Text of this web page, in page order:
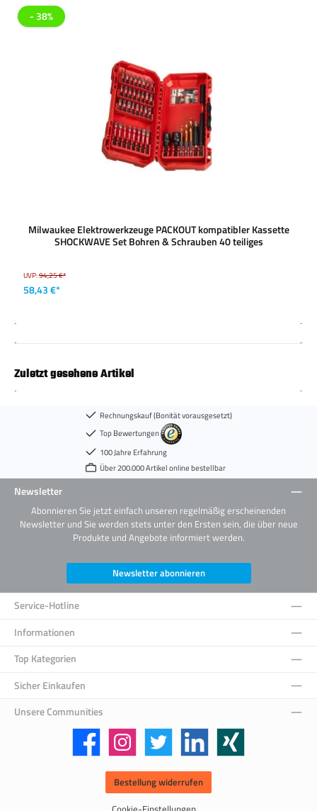
- 38%
Milwaukee Elektrowerkzeuge PACKOUT kompatibler Kassette
SHOCKWAVE Set Bohren & Schrauben 40 teiliges
UVP:94,25 €*
58,43 €*
Zuletzt gesehene Artikel
Rechnungskauf (Bonität vorausgesetzt)
Top Bewertungen
100 Jahre Erfahrung
Über 200.000 Artikel online bestellbar
Newsletter
Abonnieren Sie jetzt einfach unseren regelmäßig erscheinenden
Newsletter und Sie werden stets unter den Ersten sein, die über neue
Produkte und Angebote informiert werden.
Newsletter abonnieren
Service-Hotline
Informationen
Top Kategorien
Sicher Einkaufen
Unsere Communities
Facebook Instagram Twitter LinkedIn Xing
Bestellung widerrufen